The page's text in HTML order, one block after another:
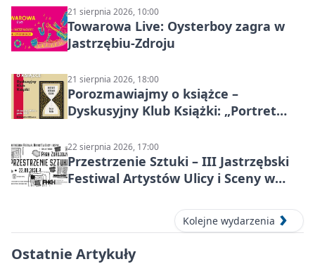
21 sierpnia 2026, 10:00
Towarowa Live: Oysterboy zagra w
Jastrzębiu-Zdroju
21 sierpnia 2026, 18:00
Porozmawiajmy o książce –
Dyskusyjny Klub Książki: „Portret
22 sierpnia 2026, 17:00
Przestrzenie Sztuki – III Jastrzębski
Festiwal Artystów Ulicy i Sceny w
Kolejne wydarzenia
Ostatnie Artykuły